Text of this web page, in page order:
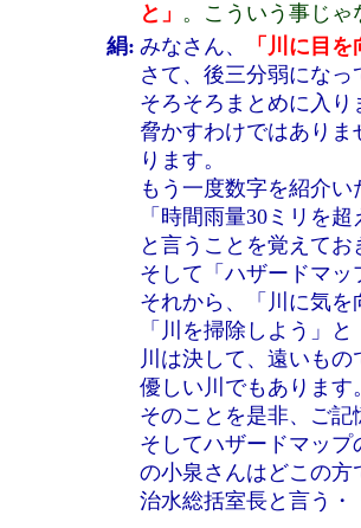
と」 。こういう事じ
絹: みなさん、 「川に目を
さて、後三分弱になっ
そろそろまとめに入り
脅かすわけではあり
ります。
もう一度数字を紹介い
「時間雨量30ミリを
と言うことを覚えて
そして「ハザードマ
それから、「川に気
「川を掃除しよう」
川は決して、遠いも
優しい川でもありま
そのことを是非、ご記
そしてハザードマッ
の小泉さんはどこの方
治水総括室長と言う